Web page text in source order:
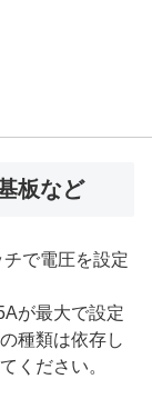
板など
で電圧を設定
が最大で設定
種類は依存し
ください。